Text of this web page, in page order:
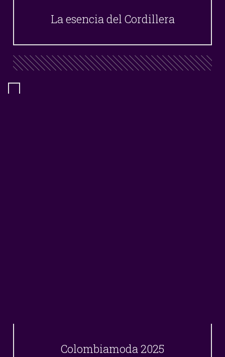
La esencia del Cordillera
Colombiamoda 2025